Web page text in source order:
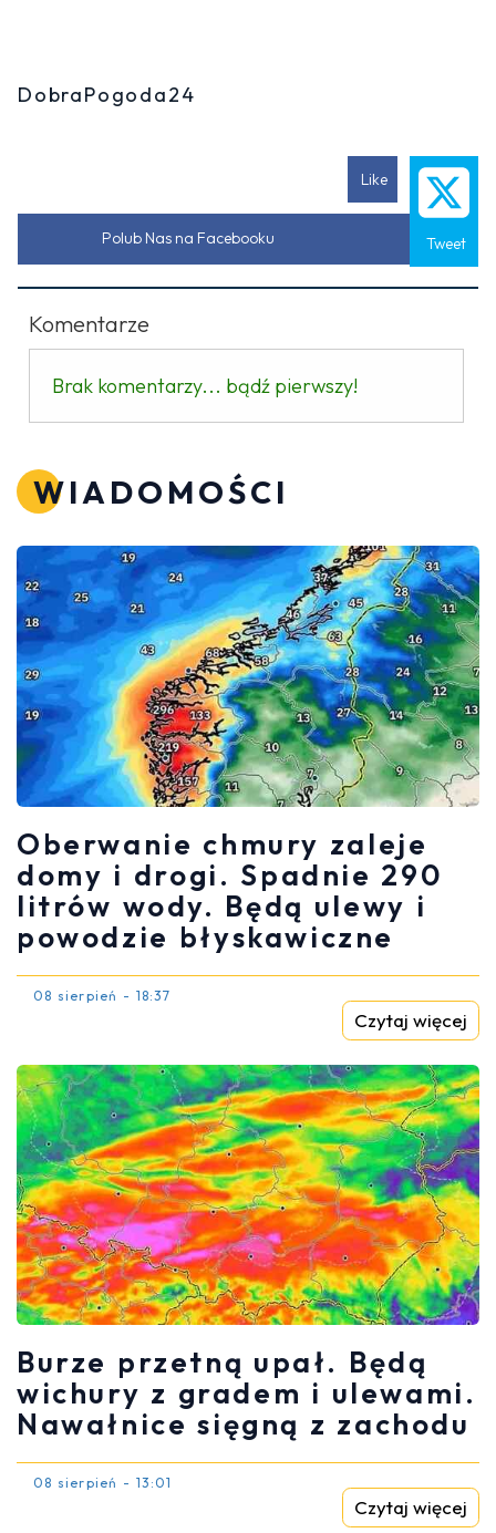
DobraPogoda24
Like
Tweet
Polub Nas na Facebooku
Komentarze
Brak komentarzy... bądź pierwszy!
WIADOMOŚCI
Oberwanie chmury zaleje
domy i drogi. Spadnie 290
litrów wody. Będą ulewy i
powodzie błyskawiczne
08 sierpień - 18:37
Czytaj więcej
Burze przetną upał. Będą
wichury z gradem i ulewami.
Nawałnice sięgną z zachodu
08 sierpień - 13:01
Czytaj więcej